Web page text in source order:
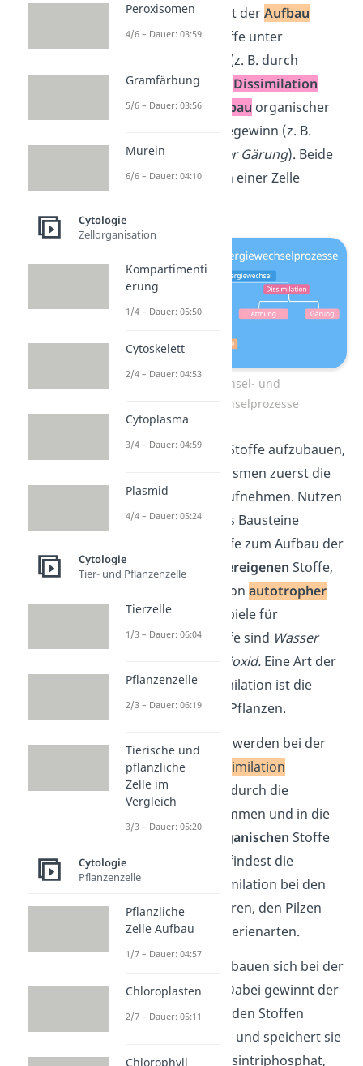
DieAssimilation ist derAufbau
körpereigener Stoffe unter
Energieverbrauch (z. B. durch
Fotosynthese). Die Dissimilation
beschreibt den
Abbau organischer
Stoffe zum Energiegewinn (z. B.
durchAtmung oder Gärung). Beide
Vorgänge laufen in einer Zelle
Stoffwechsel- und
Energiewechselprozesse
Um körpereigene Stoffe aufzubauen,
müssen die Organismen zuerst die
Bausteine
dafür aufnehmen. Nutzen
die Organismen als Bausteine
Stoffe zum Aufbau der
organischen körpereigenenStoffe,
sprichst du vonautotropher
Assimilation
. Beispiele für
anorganische Stoffe sind Wasser
oder Kohlenstoffdioxid. Eine Art der
autotrophen Assimilation ist die
Fotosynthese
der Pflanzen.
Im Vergleich dazu, werden bei der
heterotrophen Assimilation
organische Stoffe durch die
Nahrung aufgenommen und in die
körpereigenen organischen Stoffe
umgewandelt. Du findest die
heterotrophe Assimilation bei den
Menschen, den Tieren, den Pilzen
und bei vielen Bakterienarten.
Organische Stoffe bauen sich bei der
Dissimilationab. Dabei gewinnt der
Organismus die in den Stoffen
enthaltene Energie und speichert sie
in Form von Adenosintriphosphat,
Peroxisomen
4/6 – Dauer: 03:59
Gramfärbung
5/6 – Dauer: 03:56
Murein
6/6 – Dauer: 04:10
Cytologie
Zellorganisation
Kompartimenti
erung
1/4 – Dauer: 05:50
Cytoskelett
2/4 – Dauer: 04:53
Cytoplasma
3/4 – Dauer: 04:59
Plasmid
4/4 – Dauer: 05:24
Cytologie
Tier- und Pflanzenzelle
Tierzelle
1/3 – Dauer: 06:04
Pflanzenzelle
2/3 – Dauer: 06:19
Tierische und
pflanzliche
Zelle im
Vergleich
3/3 – Dauer: 05:20
Cytologie
Pflanzenzelle
Pflanzliche
Zelle Aufbau
1/7 – Dauer: 04:57
Chloroplasten
2/7 – Dauer: 05:11
Chlorophyll